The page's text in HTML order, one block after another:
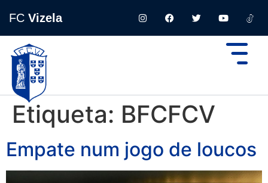
FC Vizela
Etiqueta: BFCFCV
Empate num jogo de loucos